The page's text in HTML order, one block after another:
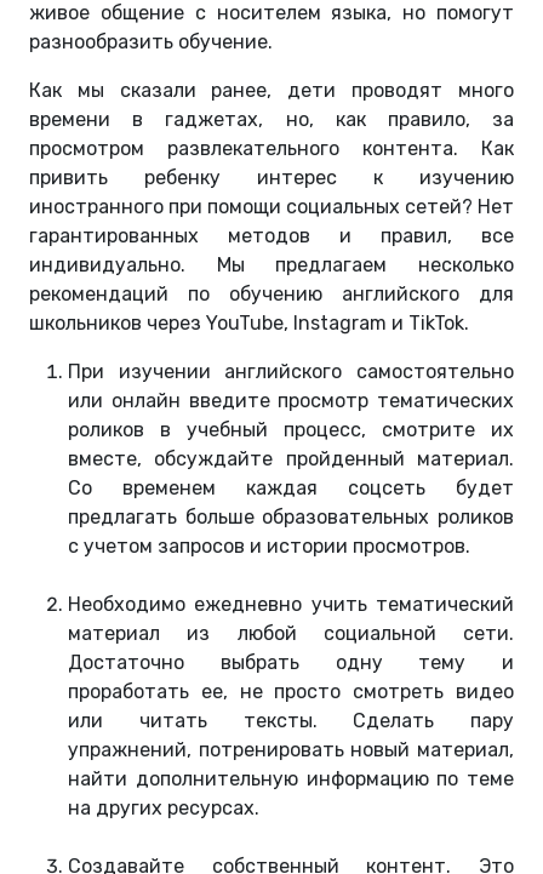
живое общение с носителем языка, но помогут
разнообразить обучение.
Как мы сказали ранее, дети проводят много
времени в гаджетах, но, как правило, за
просмотром развлекательного контента. Как
привить ребенку интерес к изучению
иностранного при помощи социальных сетей? Нет
гарантированных методов и правил, все
индивидуально. Мы предлагаем несколько
рекомендаций по обучению английского для
школьников через YouTube, Instagram и TikTok.
При изучении английского самостоятельно
или онлайн введите просмотр тематических
роликов в учебный процесс, смотрите их
вместе, обсуждайте пройденный материал.
Со временем каждая соцсеть будет
предлагать больше образовательных роликов
с учетом запросов и истории просмотров.
Необходимо ежедневно учить тематический
материал из любой социальной сети.
Достаточно выбрать одну тему и
проработать ее, не просто смотреть видео
или читать тексты. Сделать пару
упражнений, потренировать новый материал,
найти дополнительную информацию по теме
на других ресурсах.
Создавайте собственный контент. Это